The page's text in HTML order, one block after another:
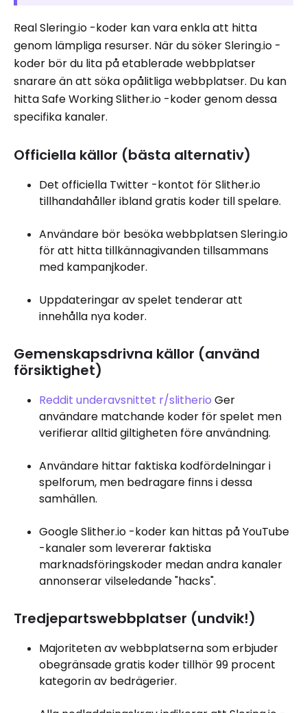
Real Slering.io -koder kan vara enkla att hitta
genom lämpliga resurser. När du söker Slering.io -
koder bör du lita på etablerade webbplatser
snarare än att söka opålitliga webbplatser. Du kan
hitta Safe Working Slither.io -koder genom dessa
specifika kanaler.
Officiella källor (bästa alternativ)
Det officiella Twitter -kontot för Slither.io
tillhandahåller ibland gratis koder till spelare.
Användare bör besöka webbplatsen Slering.io
för att hitta tillkännagivanden tillsammans
med kampanjkoder.
Uppdateringar av spelet tenderar att
innehålla nya koder.
Gemenskapsdrivna källor (använd
försiktighet)
Reddit underavsnittet r/slitherio Ger
användare matchande koder för spelet men
verifierar alltid giltigheten före användning.
Användare hittar faktiska kodfördelningar i
spelforum, men bedragare finns i dessa
samhällen.
Google Slither.io -koder kan hittas på YouTube
-kanaler som levererar faktiska
marknadsföringskoder medan andra kanaler
annonserar vilseledande "hacks".
Tredjepartswebbplatser (undvik!)
Majoriteten av webbplatserna som erbjuder
obegränsade gratis koder tillhör 99 procent
kategorin av bedrägerier.